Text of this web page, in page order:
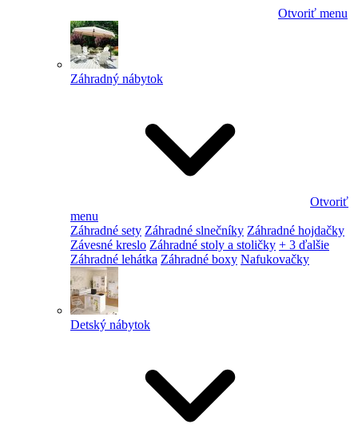
Otvoriť menu
Záhradný nábytok
Otvoriť
menu
Záhradné sety Záhradné slnečníky Záhradné hojdačky
Závesné kreslo Záhradné stoly a stoličky + 3 ďalšie
Záhradné lehátka Záhradné boxy Nafukovačky
Detský nábytok